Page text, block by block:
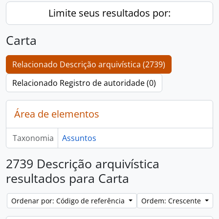
Limite seus resultados por:
Carta
Relacionado Descrição arquivística (2739)
Relacionado Registro de autoridade (0)
Área de elementos
Taxonomia Assuntos
2739 Descrição arquivística
resultados para Carta
Ordenar por: Código de referência Ordem: Crescente